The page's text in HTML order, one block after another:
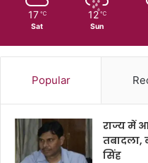
17 ℃
Sat
12 ℃
Sun
Popular
राज्य में
तबादला,
सिंह